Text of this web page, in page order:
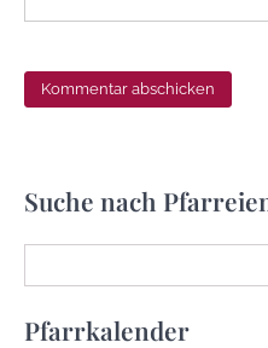
Suche nach
Pfarrkalender